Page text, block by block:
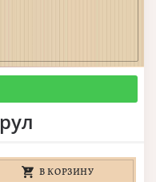
В КОРЗИНУ